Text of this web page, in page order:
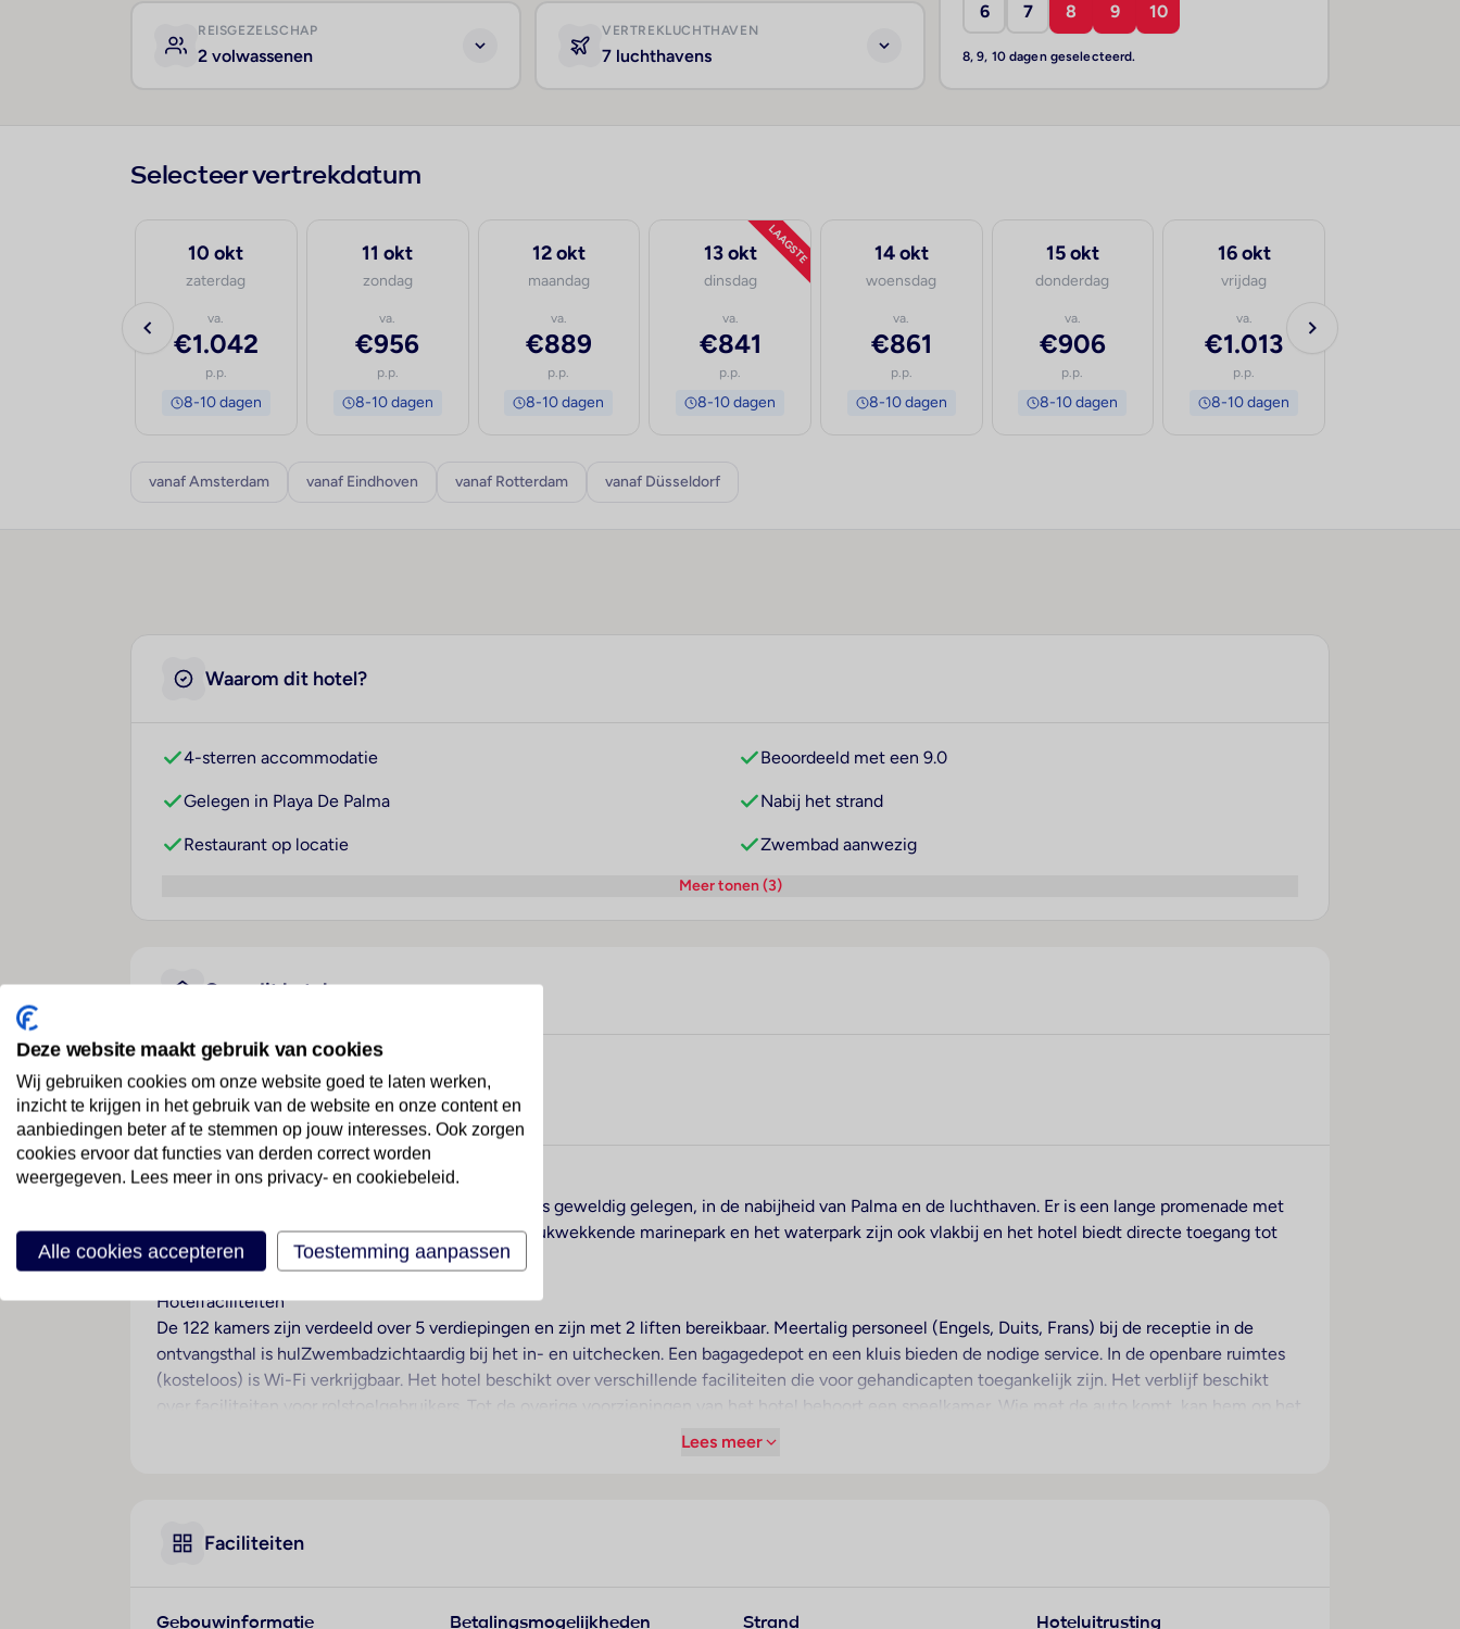
6 7 8 9 10
8, 9, 10 dagen geselecteerd.
REISGEZELSCHAP
2 volwassenen
VERTREKLUCHTHAVEN
7 luchthavens
Selecteer vertrekdatum
10 okt
zaterdag
va.
€1.042
p.p.
8-10 dagen
11 okt
zondag
va.
€956
p.p.
8-10 dagen
12 okt
maandag
va.
€889
p.p.
8-10 dagen
LAAGSTE
13 okt
dinsdag
va.
€841
p.p.
8-10 dagen
14 okt
woensdag
va.
€861
p.p.
8-10 dagen
15 okt
donderdag
va.
€906
p.p.
8-10 dagen
16 okt
vrijdag
va.
€1.013
p.p.
8-10 dagen
vanaf Amsterdam vanaf Eindhoven vanaf Rotterdam vanaf Düsseldorf
Waarom dit hotel?
4-sterren accommodatie Beoordeeld met een 9.0
Gelegen in Playa De Palma Nabij het strand
Restaurant op locatie Zwembad aanwezig
Meer tonen (3)
Over dit hotel
HSM Golden Playa
Spanje· Mallorca· Playa De Palma
Ligging
Dit hotel ligt aan de kust van Playa de Palma. Het is geweldig gelegen, in de nabijheid van Palma en de luchthaven. Er is een lange promenade met
talloze bars, bars, restaurants en winkels. Het indrukwekkende marinepark en het waterpark zijn ook vlakbij en het hotel biedt directe toegang tot
het strand.
Hotelfaciliteiten
De 122 kamers zijn verdeeld over 5 verdiepingen en zijn met 2 liften bereikbaar. Meertalig personeel (Engels, Duits, Frans) bij de receptie in de
ontvangsthal is hulZwembadzichtaardig bij het in- en uitchecken. Een bagagedepot en een kluis bieden de nodige service. In de openbare ruimtes
(kosteloos) is Wi-Fi verkrijgbaar. Het hotel beschikt over verschillende faciliteiten die voor gehandicapten toegankelijk zijn. Het verblijf beschikt
over faciliteiten voor rolstoelgebruikers. Tot de overige voorzieningen van het hotel behoort een speelkamer. Wie met de auto komt, kan hem op het
parkeerterrein van het hotel parkeren. Tot de aangeboden diensten horen een autoverhuur, een medische dienst, een wekdienst, een wasservice en
Voor een aangename luchtcirculatie in de kamers zorgt airconditioning. De meeste kamers hebben een balkon. Voor de jongste gasten staan
Lees meer
Faciliteiten
Gebouwinformatie Betalingsmogelijkheden Strand Hoteluitrusting
Deze website maakt gebruik van cookies
Wij gebruiken cookies om onze website goed te laten werken,
inzicht te krijgen in het gebruik van de website en onze content en
aanbiedingen beter af te stemmen op jouw interesses. Ook zorgen
cookies ervoor dat functies van derden correct worden
weergegeven. Lees meer in ons privacy- en cookiebeleid.
Alle cookies accepteren Toestemming aanpassen